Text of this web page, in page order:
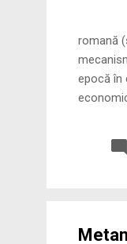
romană
epocă în
precizie